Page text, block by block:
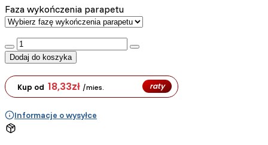
Faza wykończenia parapetu
:product_name quantity
Dodaj do koszyka
Kup od 18,33zł /mies. raty
Informacje o wysyłce